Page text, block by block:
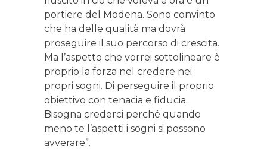
portiere del Modena. Sono convinto
che ha delle qualità ma dovrà
proseguire il suo percorso di crescita.
Ma l’aspetto che vorrei sottolineare è
proprio la forza nel credere nei
propri sogni. Di perseguire il proprio
obiettivo con tenacia e fiducia.
Bisogna crederci perché quando
meno te l’aspetti i sogni si possono
avverare”.